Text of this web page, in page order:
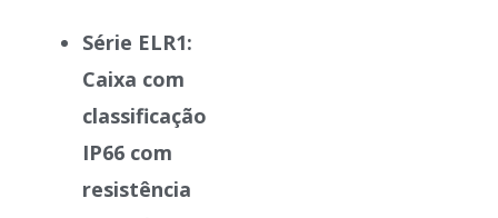
Série ELR1:
Caixa com
classificação
IP66 com
resistência